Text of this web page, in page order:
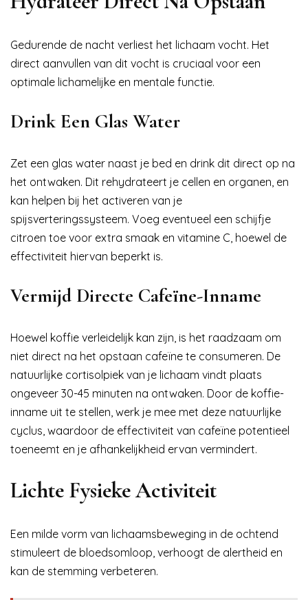
Gedurende de nacht verliest het lichaam vocht. Het
direct aanvullen van dit vocht is cruciaal voor een
optimale lichamelijke en mentale functie.
Drink Een Glas Water
Zet een glas water naast je bed en drink dit direct op na
het ontwaken. Dit rehydrateert je cellen en organen, en
kan helpen bij het activeren van je
spijsverteringssysteem. Voeg eventueel een schijfje
citroen toe voor extra smaak en vitamine C, hoewel de
effectiviteit hiervan beperkt is.
Vermijd Directe Cafeïne-Inname
Hoewel koffie verleidelijk kan zijn, is het raadzaam om
niet direct na het opstaan cafeïne te consumeren. De
natuurlijke cortisolpiek van je lichaam vindt plaats
ongeveer 30-45 minuten na ontwaken. Door de koffie-
inname uit te stellen, werk je mee met deze natuurlijke
cyclus, waardoor de effectiviteit van cafeïne potentieel
toeneemt en je afhankelijkheid ervan vermindert.
Lichte Fysieke Activiteit
Een milde vorm van lichaamsbeweging in de ochtend
stimuleert de bloedsomloop, verhoogt de alertheid en
kan de stemming verbeteren.